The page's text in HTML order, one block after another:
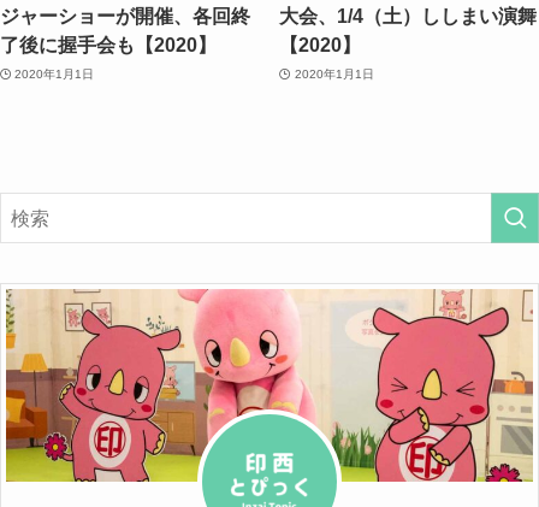
ジャーショーが開催、各回終
了後に握手会も【2020】
2020年1月1日
大会、1/4（土）ししまい演舞
【2020】
2020年1月1日